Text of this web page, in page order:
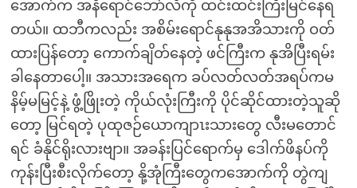
အောက်က အနီရောင်ဘော်လီကို ထင်းထင်းကြီးမြင်နေရ
တယ်။ ထဘီကလည်း အစိမ်းရောင်နုနုအအိသားကို ဝတ်
ထားပြန်တော့ ကောက်ချိတ်နေတဲ့ ဖင်ကြီးက နုအိပြီးရမ်း
ခါနေတာပေါ့။ အသားအရေက ခပ်လတ်လတ်အရပ်ကမ
နိမ့်မမြင့်နဲ့ ဖွံ့ဖြိုးတဲ့ ကိုယ်လုံးကြီးကို ပိုင်ဆိုင်ထားတဲ့သူဆို
တော့ မြင်ရတဲ့ ပုထုဇဉ်ယောကျာၤးသားတွေ လီးမတောင်
ရင် ခံနိုင်ရိုးလားဗျာ။ အခန်းပြင်ရောက်မှ ဒေါက်ဖိနပ်ကို
ကုန်းပြီးစီးလိုက်တော့ နို့အုံကြီးတွေကအောက်ကို တွဲကျ